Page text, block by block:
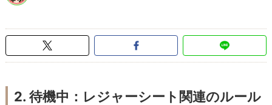
2. 待機中：レジャーシート関連のルール